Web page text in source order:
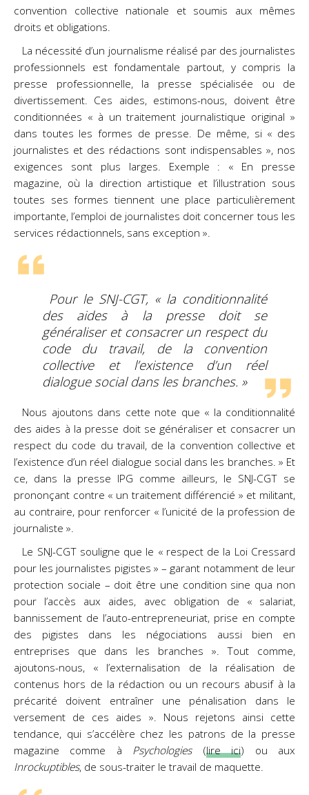
convention collective nationale et soumis aux mêmes
droits et obligations.
La nécessité d’un journalisme réalisé par des journalistes
professionnels est fondamentale partout, y compris la
presse professionnelle, la presse spécialisée ou de
divertissement. Ces aides, estimons-nous, doivent être
conditionnées « à un traitement journalistique original »
dans toutes les formes de presse. De même, si « des
journalistes et des rédactions sont indispensables », nos
exigences sont plus larges. Exemple : « En presse
magazine, où la direction artistique et l’illustration sous
toutes ses formes tiennent une place particulièrement
importante, l’emploi de journalistes doit concerner tous les
services rédactionnels, sans exception ».
Pour le SNJ-CGT, « la conditionnalité
des aides à la presse doit se
généraliser et consacrer un respect du
code du travail, de la convention
collective et l’existence d’un réel
dialogue social dans les branches. »
Nous ajoutons dans cette note que « la conditionnalité
des aides à la presse doit se généraliser et consacrer un
respect du code du travail, de la convention collective et
l’existence d’un réel dialogue social dans les branches. » Et
ce, dans la presse IPG comme ailleurs, le SNJ-CGT se
prononçant contre « un traitement différencié » et militant,
au contraire, pour renforcer « l’unicité de la profession de
journaliste ».
Le SNJ-CGT souligne que le « respect de la Loi Cressard
pour les journalistes pigistes » – garant notamment de leur
protection sociale – doit être une condition sine qua non
pour l’accès aux aides, avec obligation de « salariat,
bannissement de l’auto-entrepreneuriat, prise en compte
des pigistes dans les négociations aussi bien en
entreprises que dans les branches ». Tout comme,
ajoutons-nous, « l’externalisation de la réalisation de
contenus hors de la rédaction ou un recours abusif à la
précarité doivent entraîner une pénalisation dans le
versement de ces aides ». Nous rejetons ainsi cette
tendance, qui s’accélère chez les patrons de la presse
magazine comme à Psychologies(lire ici) ou aux
Inrockuptibles, de sous-traiter le travail de maquette.